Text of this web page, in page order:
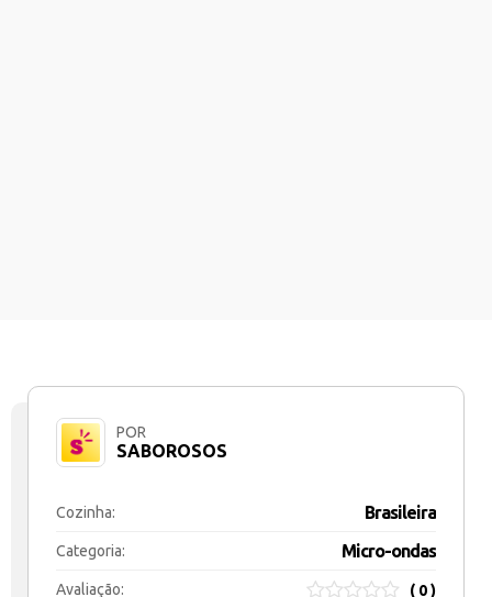
POR
SABOROSOS
Cozinha: Brasileira
Categoria: Micro-ondas
Avaliação: ( 0 )